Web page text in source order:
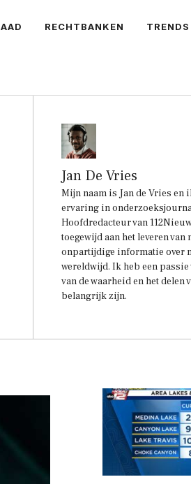
RECHTBANKEN TRENDS
Jan De Vries
Mijn naam is Jan de Vries en
ervaring in
Hoofdredacteur van
toegewijd aan het leveren
onpartijdige informatie over
wereldwijd. Ik heb een
van de waarheid en het delen
belangrijk zijn.